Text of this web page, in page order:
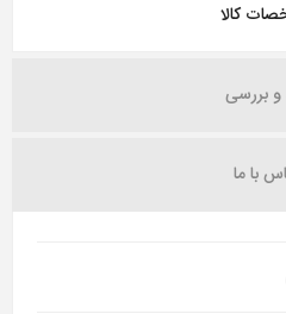
کالا
و بررسی
با ما